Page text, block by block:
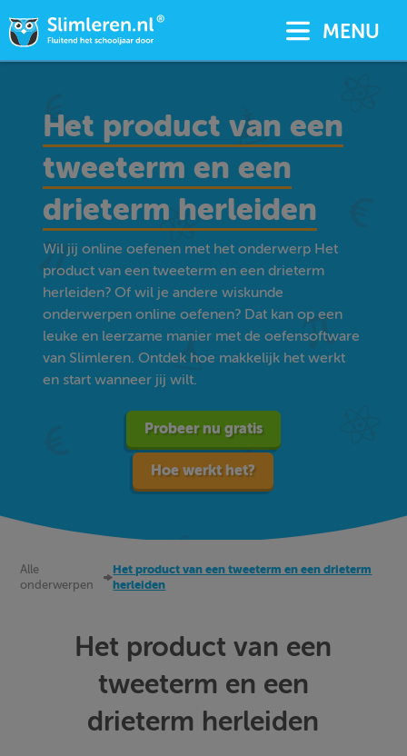
MENU
Het product van een
tweeterm en een
drieterm herleiden
Wil jij online oefenen met het onderwerp Het
product van een tweeterm en een drieterm
herleiden? Of wil je andere wiskunde
onderwerpen online oefenen? Dat kan op een
leuke en leerzame manier met de oefensoftware
van Slimleren. Ontdek hoe makkelijk het werkt
en start wanneer jij wilt.
Probeer nu gratis
Hoe werkt het?
Alle
onderwerpen
Het product van een tweeterm en een drieterm
herleiden
Het product van een
tweeterm en een
drieterm herleiden